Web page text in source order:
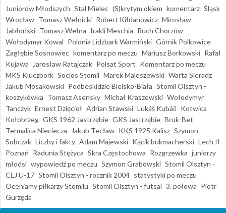
Juniorów Młodszych Stal Mielec (S)krytym okiem komentarz Śląsk
Wrocław Tomasz Wełnicki Robert Kiłdanowicz Mirosław
Jabłoński Tomasz Wełna Irakli Meschia Ruch Chorzów
Wołodymyr Kowal Polonia Lidzbark Warmiński Górnik Polkowice
Zagłębie Sosnowiec komentarz po meczu Mariusz Borkowski Rafał
Kujawa
Jarosław Ratajczak Polsat Sport Komentarz po meczu
MKS Kluczbork Socios Stomil Marek Maleszewski Warta Sieradz
Jakub Mosakowski Podbeskidzie Bielsko-Biała Stomil Olsztyn -
koszykówka Tomasz Asensky Michał Kraszewski Wołodymyr
Tanczyk Ernest Dzięcioł Adrian Stawski Lukáš Kubáň Kotwica
Kołobrzeg GKS 1962 Jastrzębie GKS Jastrzębie Bruk-Bet
Termalica Nieciecza
Jakub Tecław KKS 1925 Kalisz Szymon
Sobczak Liczby i fakty Adam Majewski Kącik bukmacherski Lech II
Poznań Radunia Stężyca Skra Częstochowa Rozgrzewka juniorzy
młodsi wypowiedź po meczu Szymon Grabowski Stomil Olsztyn -
CLJ U-17 Stomil Olsztyn - rocznik 2004 statystyki po meczu
Oceniamy piłkarzy Stomilu Stomil Olsztyn - futsal 3. połowa Piotr
Gurzęda